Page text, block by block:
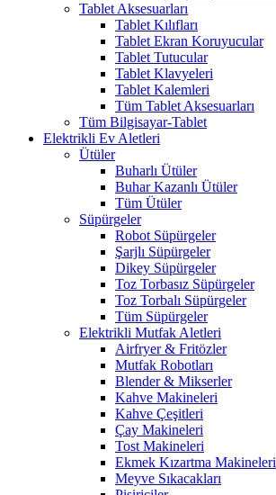
Tablet Aksesuarları
Tablet Kılıfları
Tablet Ekran Koruyucular
Tablet Tutucular
Tablet Klavyeleri
Tablet Kalemleri
Tüm Tablet Aksesuarları
Tüm Bilgisayar-Tablet
Elektrikli Ev Aletleri
Ütüler
Buharlı Ütüler
Buhar Kazanlı Ütüler
Tüm Ütüler
Süpürgeler
Robot Süpürgeler
Şarjlı Süpürgeler
Dikey Süpürgeler
Toz Torbasız Süpürgeler
Toz Torbalı Süpürgeler
Tüm Süpürgeler
Elektrikli Mutfak Aletleri
Airfryer & Fritözler
Mutfak Robotları
Blender & Mikserler
Kahve Makineleri
Kahve Çeşitleri
Çay Makineleri
Tost Makineleri
Ekmek Kızartma Makineleri
Meyve Sıkacakları